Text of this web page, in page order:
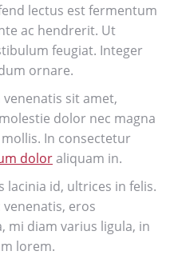
lectus est fermentum
ac hendrerit. Ut
feugiat. Integer
ornare.
sit amet,
dolor nec magna
In consectetur
doloraliquam in.
lacinia id, ultrices in felis.
eros
mi diam varius ligula, in
lorem.